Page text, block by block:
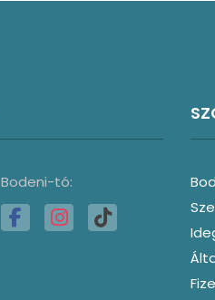
Bodeni-tó: